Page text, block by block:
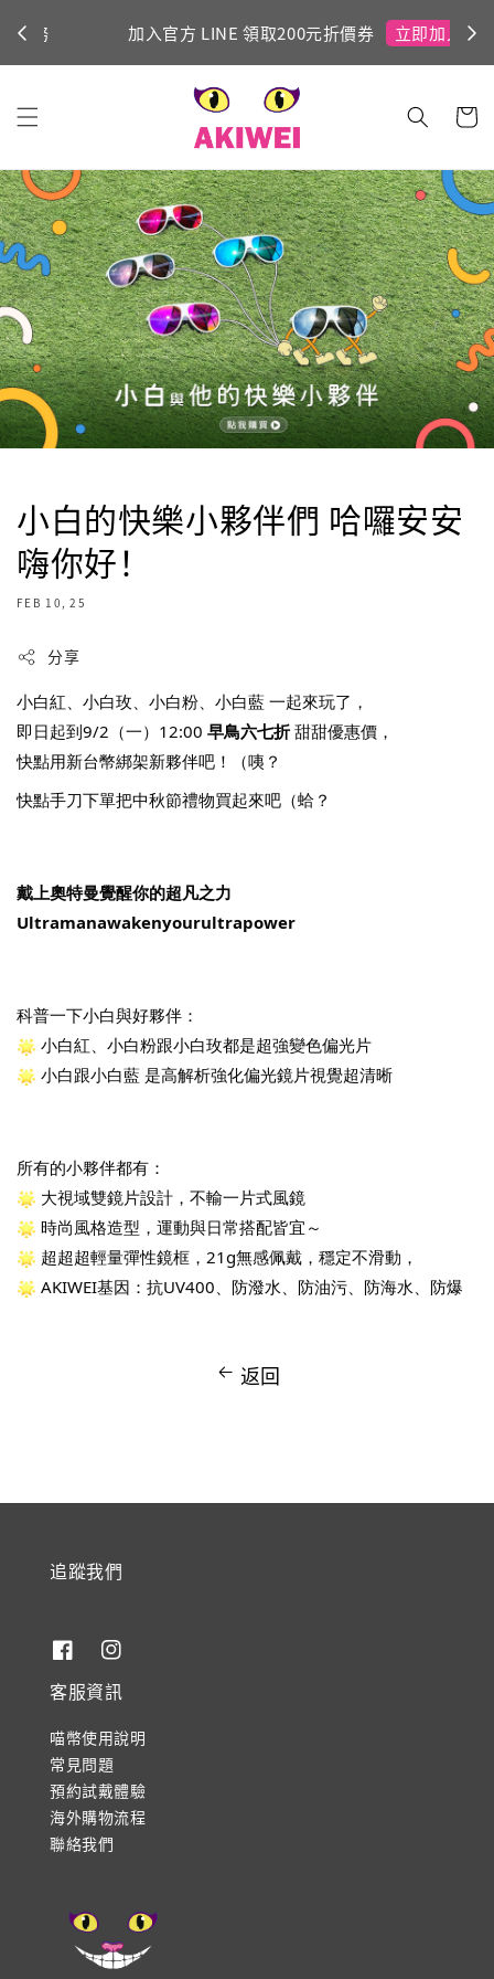
加入官方 LINE 領取200元折價券 立即加入！
小白的快樂小夥伴們 哈囉安安
嗨你好！
FEB 10, 25
分享
小白紅、 小白玫、 小白粉、 小白藍 一起來玩了，
即日起到9/2（一）12:00 早鳥六七折 甜甜優惠價，
快點用新台幣綁架新夥伴吧！（咦？
快點手刀下單把中秋節禮物買起來吧（蛤？
戴上奧特曼覺醒你的超凡之力
Ultramanawakenyourultrapower
科普一下小白與好夥伴：
小白紅
小白粉跟小白玫都是超強變色偏光片
小白跟小白藍 是高解析強化偏光鏡片視覺超清晰
所有的小夥伴都有：
大視域雙鏡片設計，不輸一片式風鏡
時尚風格造型，運動與日常搭配皆宜～
超超超輕量彈性鏡框，21g無感佩戴，穩定不滑動，
AKIWEI基因：抗UV400、防潑水、防油污、防海水、防爆
返回
追蹤我們
客服資訊
喵幣使用說明
常見問題
預約試戴體驗
海外購物流程
聯絡我們